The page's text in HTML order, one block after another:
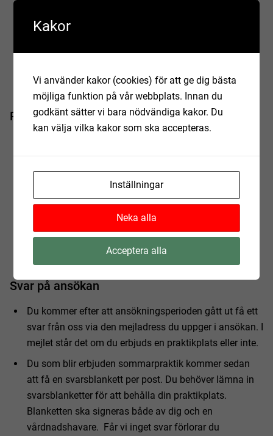
Du behöver vara simkunnig.
sjunger eller spelar ett instrument och som gillar att
Praktikperioder
Vecka 25-27 (enbart Hörby Sportcenter och Hörby
Marknad)
Vecka 28-30 (enbart Hörby Sportcenter)
Vecka 31-33 (enbart Hörby Sportcenter)
Svar på ansökan
Du kommer efter att ansökningsperioden gått ut få ett
svar från oss via den mejladress du uppger i ansökan. I
mejlet står det om du erbjuds en praktikplats eller inte.
Du som blir erbjuden sommarpraktik kommer sedan
att få en svarsblankett per post. Du behöver lämna in
svarsblanketter för att behålla din praktikplats.
Blanketten ska signeras både av dig och en
vårdnadshavare. Får vi inget svar förlorar du
Kakor
Vi använder kakor (cookies) för att ge dig bästa
möjliga funktion på vår webbplats. Innan du
godkänt sätter vi bara nödvändiga kakor. Du
kan välja vilka kakor som ska accepteras.
Inställningar
Neka alla
Acceptera alla